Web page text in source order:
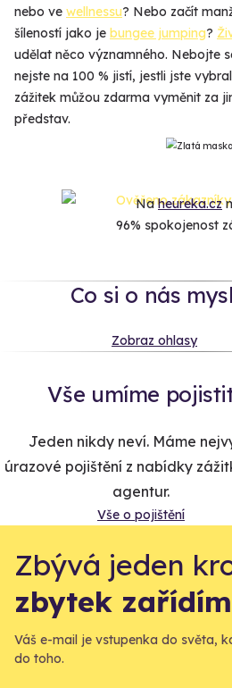
nebo ve wellnessu? Nebo začít
šíleností jako je bungee jumping?
udělat něco významného. Nebojte
nejste na 100 % jistí, jestli jste
zážitek můžou zdarma vyměnit za
představ.
Naheureka.cz
96% spokojenost
Co si o nás
Zobraz ohlasy
Vše umíme
Jeden nikdy neví. Máme
úrazové pojištění z nabídky
agentur.
Vše o pojištění
Zbývá jeden
zbytek
Váš e-mail je vstupenka do světa,
do toho.